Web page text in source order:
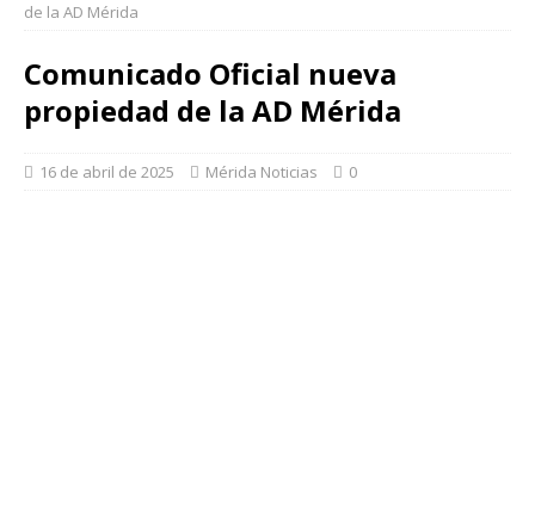
de la AD Mérida
Comunicado Oficial nueva
propiedad de la AD Mérida
16 de abril de 2025 Mérida Noticias 0